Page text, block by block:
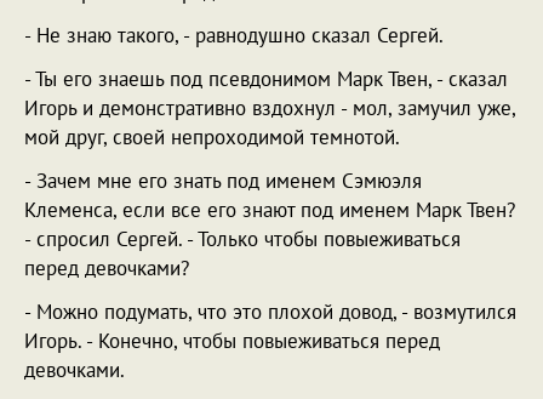
- Не знаю такого, - равнодушно сказал Сергей.
- Ты его знаешь под псевдонимом Марк Твен, - сказал
Игорь и демонстративно вздохнул - мол, замучил уже,
мой друг, своей непроходимой темнотой.
- Зачем мне его знать под именем Сэмюэля
Клеменса, если все его знают под именем Марк Твен?
- спросил Сергей. - Только чтобы повыеживаться
перед девочками?
- Можно подумать, что это плохой довод, - возмутился
Игорь. - Конечно, чтобы повыеживаться перед
девочками.